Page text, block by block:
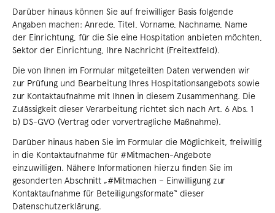
Darüber hinaus können Sie auf freiwilliger Basis folgende
Angaben machen: Anrede, Titel, Vorname, Nachname, Name
der Einrichtung, für die Sie eine Hospitation anbieten möchten,
Sektor der Einrichtung, Ihre Nachricht (Freitextfeld).
Die von Ihnen im Formular mitgeteilten Daten verwenden wir
zur Prüfung und Bearbeitung Ihres Hospitationsangebots sowie
zur Kontaktaufnahme mit Ihnen in diesem Zusammenhang. Die
Zulässigkeit dieser Verarbeitung richtet sich nach Art. 6 Abs. 1
b) DS-GVO (Vertrag oder vorvertragliche Maßnahme).
Darüber hinaus haben Sie im Formular die Möglichkeit, freiwillig
in die Kontaktaufnahme für #Mitmachen-Angebote
einzuwilligen. Nähere Informationen hierzu finden Sie im
gesonderten Abschnitt „#Mitmachen – Einwilligung zur
Kontaktaufnahme für Beteiligungsformate“ dieser
Datenschutzerklärung.